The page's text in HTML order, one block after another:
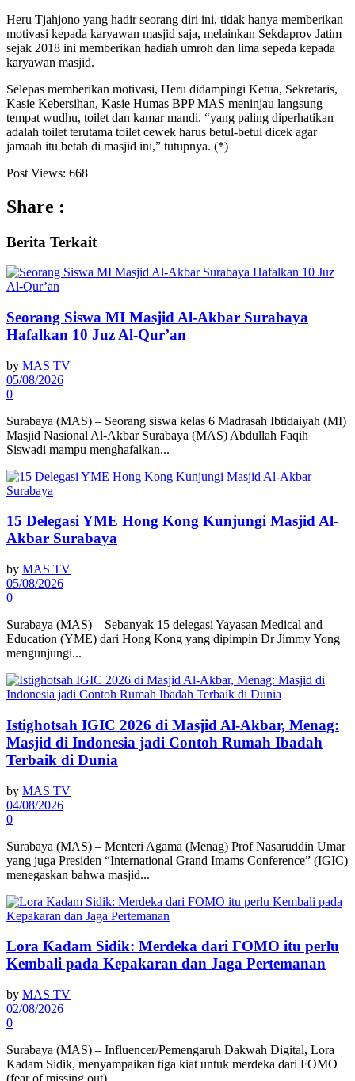
Heru Tjahjono yang hadir seorang diri ini, tidak hanya memberikan
motivasi kepada karyawan masjid saja, melainkan Sekdaprov Jatim
sejak 2018 ini memberikan hadiah umroh dan lima sepeda kepada
karyawan masjid.
Selepas memberikan motivasi, Heru didampingi Ketua, Sekretaris,
Kasie Kebersihan, Kasie Humas BPP MAS meninjau langsung
tempat wudhu, toilet dan kamar mandi. “yang paling diperhatikan
adalah toilet terutama toilet cewek harus betul-betul dicek agar
jamaah itu betah di masjid ini,” tutupnya. (*)
Post Views: 668
Share :
Berita Terkait
Seorang Siswa MI Masjid Al-Akbar Surabaya
Hafalkan 10 Juz Al-Qur’an
by MAS TV
05/08/2026
0
Surabaya (MAS) – Seorang siswa kelas 6 Madrasah Ibtidaiyah (MI)
Masjid Nasional Al-Akbar Surabaya (MAS) Abdullah Faqih
Siswadi mampu menghafalkan...
15 Delegasi YME Hong Kong Kunjungi Masjid Al-
Akbar Surabaya
by MAS TV
05/08/2026
0
Surabaya (MAS) – Sebanyak 15 delegasi Yayasan Medical and
Education (YME) dari Hong Kong yang dipimpin Dr Jimmy Yong
mengunjungi...
Istighotsah IGIC 2026 di Masjid Al-Akbar, Menag:
Masjid di Indonesia jadi Contoh Rumah Ibadah
Terbaik di Dunia
by MAS TV
04/08/2026
0
Surabaya (MAS) – Menteri Agama (Menag) Prof Nasaruddin Umar
yang juga Presiden “International Grand Imams Conference” (IGIC)
menegaskan bahwa masjid...
Lora Kadam Sidik: Merdeka dari FOMO itu perlu
Kembali pada Kepakaran dan Jaga Pertemanan
by MAS TV
02/08/2026
0
Surabaya (MAS) – Influencer/Pemengaruh Dakwah Digital, Lora
Kadam Sidik, menyampaikan tiga kiat untuk merdeka dari FOMO
(fear of missing out)...